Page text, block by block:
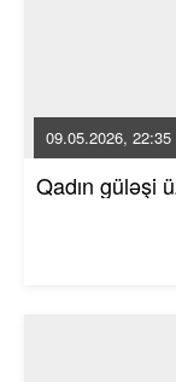
09.05.2026, 22:35
Qadın güləşi